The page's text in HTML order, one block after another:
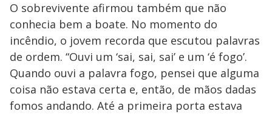
O sobrevivente afirmou também que não
conhecia bem a boate. No momento do
incêndio, o jovem recorda que escutou palavras
de ordem. “Ouvi um ‘sai, sai, sai’ e um ‘é fogo’.
Quando ouvi a palavra fogo, pensei que alguma
coisa não estava certa e, então, de mãos dadas
fomos andando. Até a primeira porta estava